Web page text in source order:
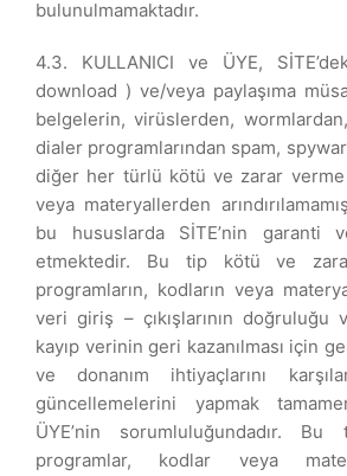
bulunulmamaktadır.
4.3. KULLANICI ve ÜYE,
download ) ve/veya paylaşıma
belgelerin, virüslerden,
dialer programlarından spam,
diğer her türlü kötü ve zarar verme
veya materyallerden
bu hususlarda SİTE’nin garanti
etmektedir. Bu tip kötü ve
programların, kodların veya
veri giriş – çıkışlarının doğruluğu
kayıp verinin geri kazanılması için
ve donanım ihtiyaçlarını
güncellemelerini yapmak
ÜYE’nin sorumluluğundadır.
programlar, kodlar veya